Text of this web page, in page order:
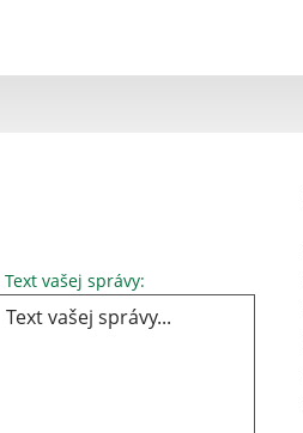
Text vašej správy: